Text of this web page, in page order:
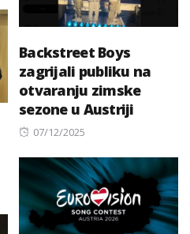
Backstreet Boys
zagrijali publiku na
otvaranju zimske
sezone u Austriji
Posted
07/12/2025